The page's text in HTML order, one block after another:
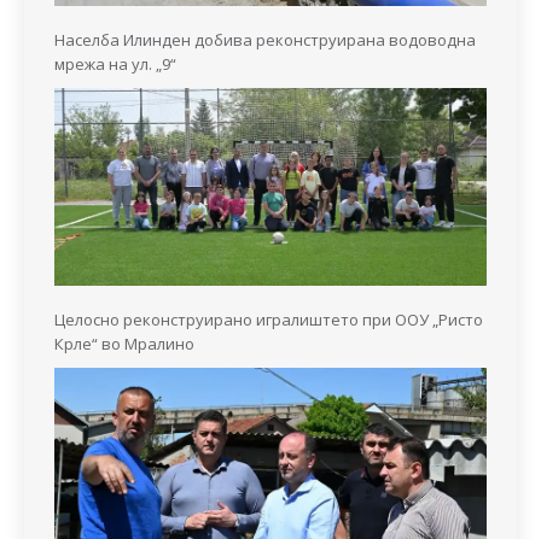
Населба Илинден добива реконструирана водоводна
мрежа на ул. „9“
Целосно реконструирано игралиштето при ООУ „Ристо
Крле“ во Мралино